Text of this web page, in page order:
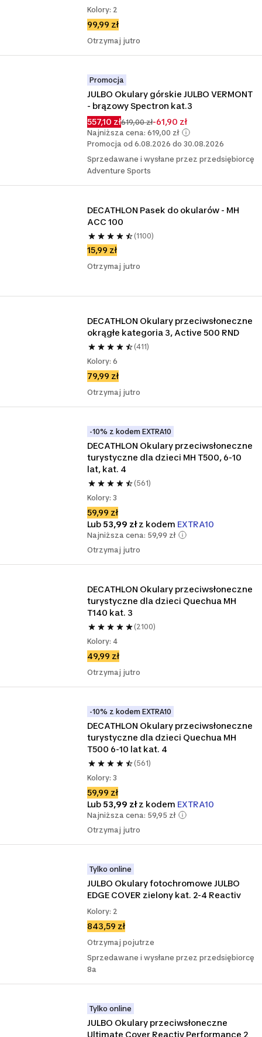
Kolory: 2
99,99 zł
Otrzymaj jutro
Promocja
JULBO Okulary górskie JULBO VERMONT
- brązowy Spectron kat.3
557,10 zł619,00 zł-61,90 zł
Najniższa cena: 619,00 zł
Promocja od 6.08.2026 do 30.08.2026
Sprzedawane i wysłane przez przedsiębiorcę
Adventure Sports
DECATHLON Pasek do okularów - MH
ACC 100
(1100)
15,99 zł
Otrzymaj jutro
DECATHLON Okulary przeciwsłoneczne
okrągłe kategoria 3, Active 500 RND
(411)
Kolory: 6
79,99 zł
Otrzymaj jutro
-10% z kodem EXTRA10
DECATHLON Okulary przeciwsłoneczne
turystyczne dla dzieci MH T500, 6-10
lat, kat. 4
(561)
Kolory: 3
59,99 zł
Lub53,99 złz kodem EXTRA10
Najniższa cena: 59,99 zł
Otrzymaj jutro
DECATHLON Okulary przeciwsłoneczne
turystyczne dla dzieci Quechua MH
T140 kat. 3
(2100)
Kolory: 4
49,99 zł
Otrzymaj jutro
-10% z kodem EXTRA10
DECATHLON Okulary przeciwsłoneczne
turystyczne dla dzieci Quechua MH
T500 6-10 lat kat. 4
(561)
Kolory: 3
59,99 zł
Lub53,99 złz kodem EXTRA10
Najniższa cena: 59,95 zł
Otrzymaj jutro
Tylko online
JULBO Okulary fotochromowe JULBO
EDGE COVER zielony kat. 2-4 Reactiv
Kolory: 2
843,59 zł
Otrzymaj pojutrze
Sprzedawane i wysłane przez przedsiębiorcę
8a
Tylko online
JULBO Okulary przeciwsłoneczne
Ultimate Cover Reactiv Performance 2